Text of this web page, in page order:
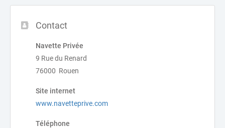
Contact
Navette Privée
9 Rue du Renard
76000 Rouen
Site internet
www.navetteprive.com
Téléphone